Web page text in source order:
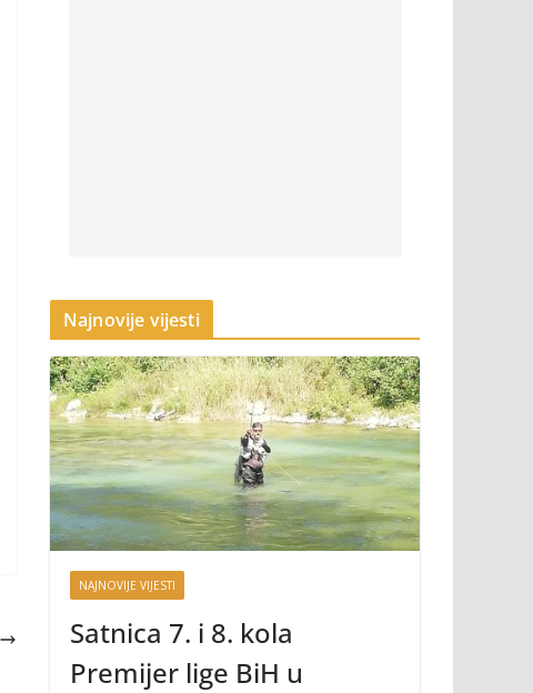
Najnovije vijesti
NAJNOVIJE VIJESTI
Satnica 7. i 8. kola
Premijer lige BiH u